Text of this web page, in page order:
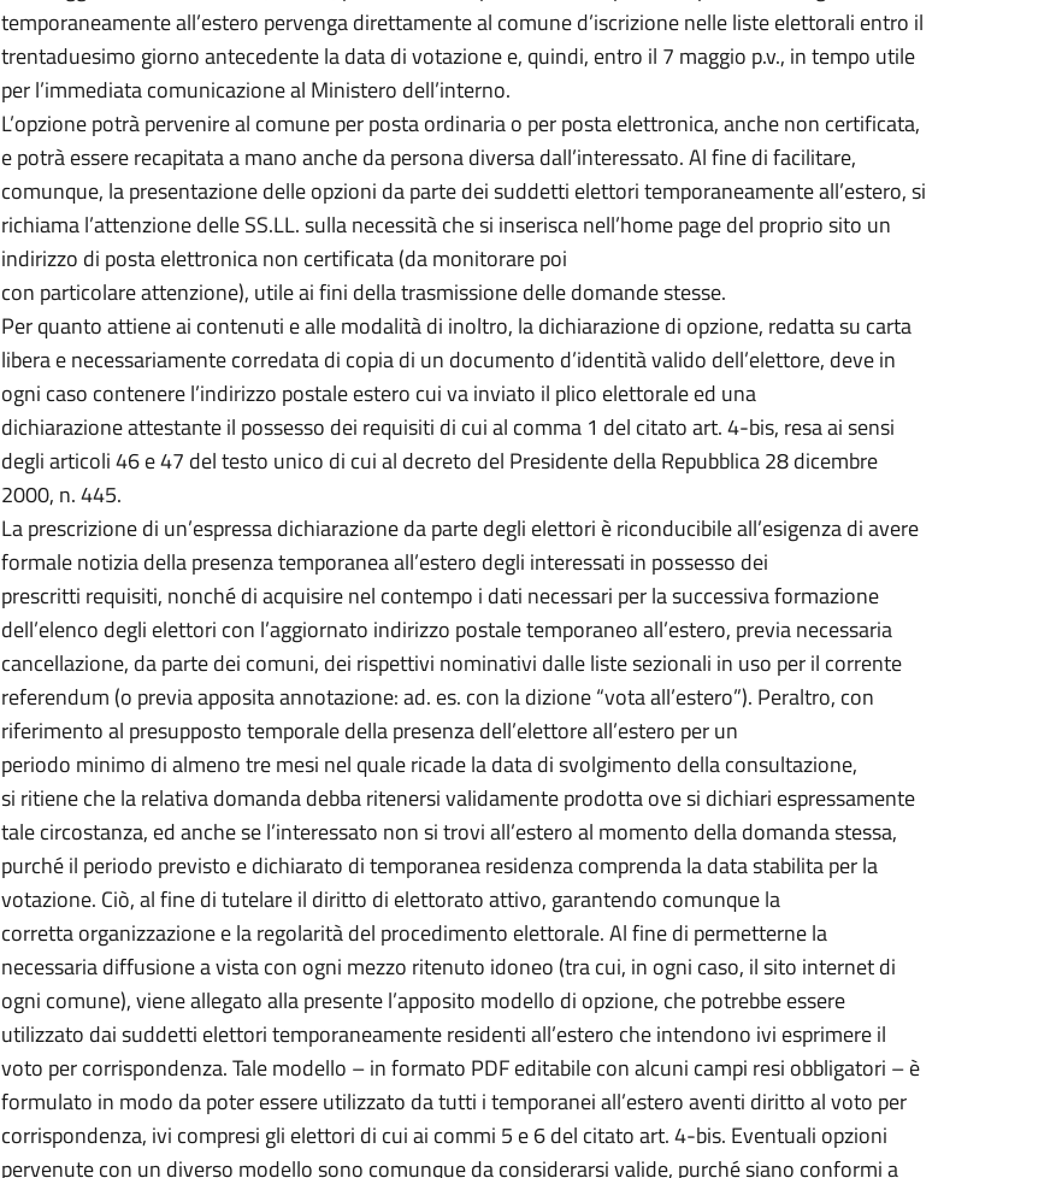
temporaneamente all’estero pervenga direttamente al comune d’iscrizione nelle liste elettorali entro il
trentaduesimo giorno antecedente la data di votazione e, quindi, entro il 7 maggio p.v., in tempo utile
per l’immediata comunicazione al Ministero dell’interno.
L’opzione potrà pervenire al comune per posta ordinaria o per posta elettronica, anche non certificata,
e potrà essere recapitata a mano anche da persona diversa dall’interessato. Al fine di facilitare,
comunque, la presentazione delle opzioni da parte dei suddetti elettori temporaneamente all’estero, si
richiama l’attenzione delle SS.LL. sulla necessità che si inserisca nell’home page del proprio sito un
indirizzo di posta elettronica non certificata (da monitorare poi
con particolare attenzione), utile ai fini della trasmissione delle domande stesse.
Per quanto attiene ai contenuti e alle modalità di inoltro, la dichiarazione di opzione, redatta su carta
libera e necessariamente corredata di copia di un documento d’identità valido dell’elettore, deve in
ogni caso contenere l’indirizzo postale estero cui va inviato il plico elettorale ed una
dichiarazione attestante il possesso dei requisiti di cui al comma 1 del citato art. 4-bis, resa ai sensi
degli articoli 46 e 47 del testo unico di cui al decreto del Presidente della Repubblica 28 dicembre
2000, n. 445.
La prescrizione di un’espressa dichiarazione da parte degli elettori è riconducibile all’esigenza di avere
formale notizia della presenza temporanea all’estero degli interessati in possesso dei
prescritti requisiti, nonché di acquisire nel contempo i dati necessari per la successiva formazione
dell’elenco degli elettori con l’aggiornato indirizzo postale temporaneo all’estero, previa necessaria
cancellazione, da parte dei comuni, dei rispettivi nominativi dalle liste sezionali in uso per il corrente
referendum (o previa apposita annotazione: ad. es. con la dizione “vota all’estero”). Peraltro, con
riferimento al presupposto temporale della presenza dell’elettore all’estero per un
periodo minimo di almeno tre mesi nel quale ricade la data di svolgimento della consultazione,
si ritiene che la relativa domanda debba ritenersi validamente prodotta ove si dichiari espressamente
tale circostanza, ed anche se l’interessato non si trovi all’estero al momento della domanda stessa,
purché il periodo previsto e dichiarato di temporanea residenza comprenda la data stabilita per la
votazione. Ciò, al fine di tutelare il diritto di elettorato attivo, garantendo comunque la
corretta organizzazione e la regolarità del procedimento elettorale. Al fine di permetterne la
necessaria diffusione a vista con ogni mezzo ritenuto idoneo (tra cui, in ogni caso, il sito internet di
ogni comune), viene allegato alla presente l’apposito modello di opzione, che potrebbe essere
utilizzato dai suddetti elettori temporaneamente residenti all’estero che intendono ivi esprimere il
voto per corrispondenza. Tale modello – in formato PDF editabile con alcuni campi resi obbligatori – è
formulato in modo da poter essere utilizzato da tutti i temporanei all’estero aventi diritto al voto per
corrispondenza, ivi compresi gli elettori di cui ai commi 5 e 6 del citato art. 4-bis. Eventuali opzioni
pervenute con un diverso modello sono comunque da considerarsi valide, purché siano conformi a